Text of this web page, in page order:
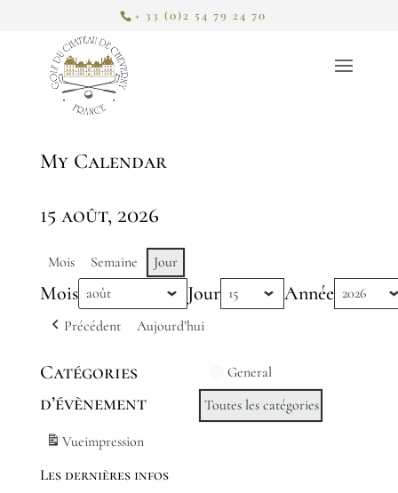
+ 33 (0)2 54 79 24 70
My Calendar
15 août, 2026
Mois Semaine Jour
Mois Jour Année
Précédent Aujourd’hui
Catégories
d’évènement
General
Toutes les catégories
Vueimpression
Les dernières infos